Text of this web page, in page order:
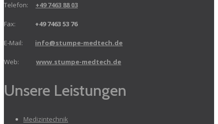
Telefon: +49 7463 88 03
Fax: +49 7463 53 76
E-Mail: info@stumpe-medtech.de
Web: www.stumpe-medtech.de
Unsere Leistungen
Medizintechnik